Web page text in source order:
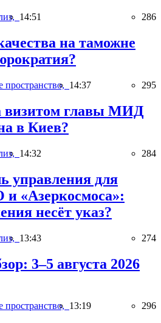
14:51 286
на таможне
пространство, 14:37 295
визитом главы МИД
в Киев?
14:32 284
управления для
и «Азеркосмоса»:
несёт указ?
13:43 274
3–5 августа 2026
пространство, 13:19 296